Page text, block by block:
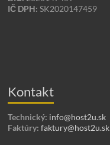
IČ DPH: SK2020147459
Kontakt
Technický: info@host2u.sk
Faktúry: faktury@host2u.sk